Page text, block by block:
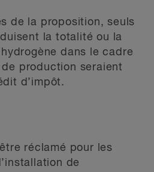
de la proposition, seuls
la totalité ou la
dans le cadre
production seraient
d’impôt.
réclamé pour les
de